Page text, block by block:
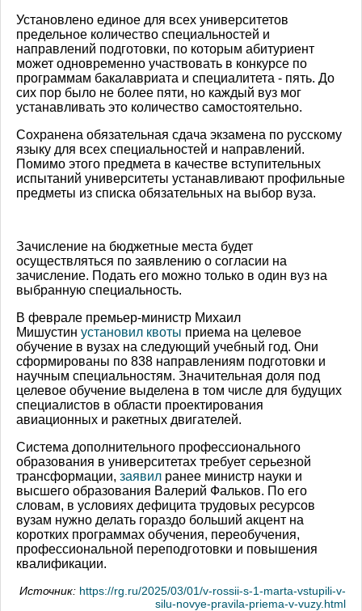
Установлено единое для всех университетов
предельное количество специальностей и
направлений подготовки, по которым абитуриент
может одновременно участвовать в конкурсе по
программам бакалавриата и специалитета - пять. До
сих пор было не более пяти, но каждый вуз мог
устанавливать это количество самостоятельно.
Сохранена обязательная сдача экзамена по русскому
языку для всех специальностей и направлений.
Помимо этого предмета в качестве вступительных
испытаний университеты устанавливают профильные
предметы из списка обязательных на выбор вуза.
Зачисление на бюджетные места будет
осуществляться по заявлению о согласии на
зачисление. Подать его можно только в один вуз на
выбранную специальность.
В феврале премьер-министр Михаил
Мишустин установил квоты приема на целевое
обучение в вузах на следующий учебный год. Они
сформированы по 838 направлениям подготовки и
научным специальностям. Значительная доля под
целевое обучение выделена в том числе для будущих
специалистов в области проектирования
авиационных и ракетных двигателей.
Система дополнительного профессионального
образования в университетах требует серьезной
трансформации, заявил ранее министр науки и
высшего образования Валерий Фальков. По его
словам, в условиях дефицита трудовых ресурсов
вузам нужно делать гораздо больший акцент на
коротких программах обучения, переобучения,
профессиональной переподготовки и повышения
квалификации.
Источник: https://rg.ru/2025/03/01/v-rossii-s-1-marta-vstupili-v-
silu-novye-pravila-priema-v-vuzy.html